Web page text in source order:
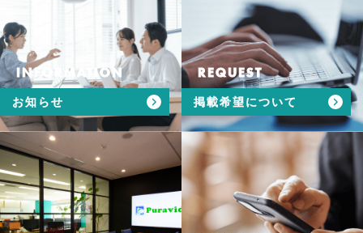
INFORMATION
お知らせ
REQUEST
掲載希望について